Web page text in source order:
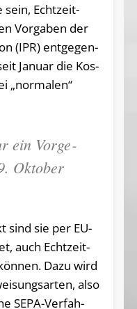
sein, Echt­zeit­
Vor­ga­ben der
(IPR) ent­ge­gen­
Ja­nu­ar die Kos­
„nor­ma­len“
ein Vor­ge­
Ok­to­ber
sind sie per EU-
auch Echt­zeit­
Da­zu wird
al­so
SE­PA-Ver­fah­